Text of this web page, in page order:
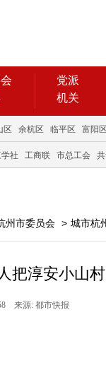
党派
机关
区 余杭区 临平区 富阳
社 工商联 市总工会
州市委员会 > 城市杭
把淳安小山
来源: 都市快报